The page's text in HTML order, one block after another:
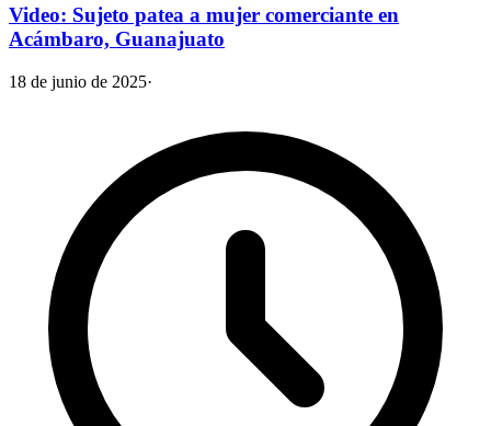
Video: Sujeto patea a mujer comerciante en
Acámbaro, Guanajuato
18 de junio de 2025·